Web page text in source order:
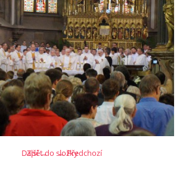
← Předchozí
Další →
Zpět do složky